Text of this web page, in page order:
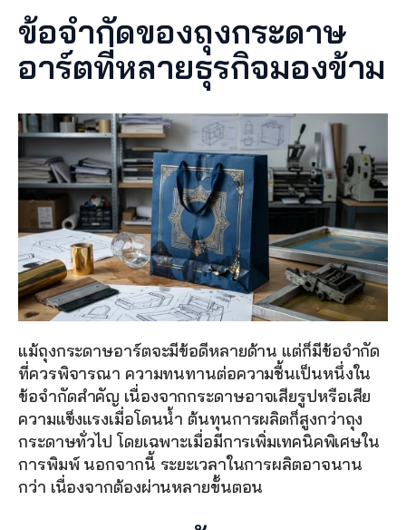
ข้อจำกัดของถุงกระดาษ
อาร์ตที่หลายธุรกิจมองข้าม
แม้ถุงกระดาษอาร์ตจะมีข้อดีหลายด้าน แต่ก็มีข้อจำกัด
ที่ควรพิจารณา ความทนทานต่อความชื้นเป็นหนึ่งใน
ข้อจำกัดสำคัญ เนื่องจากกระดาษอาจเสียรูปหรือเสีย
ความแข็งแรงเมื่อโดนน้ำ ต้นทุนการผลิตก็สูงกว่าถุง
กระดาษทั่วไป โดยเฉพาะเมื่อมีการเพิ่มเทคนิคพิเศษใน
การพิมพ์ นอกจากนี้ ระยะเวลาในการผลิตอาจนาน
กว่า เนื่องจากต้องผ่านหลายขั้นตอน